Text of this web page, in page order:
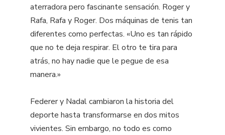
aterradora pero fascinante sensación. Roger y
Rafa, Rafa y Roger. Dos máquinas de tenis tan
diferentes como perfectas. «Uno es tan rápido
que no te deja respirar. El otro te tira para
atrás, no hay nadie que le pegue de esa
manera.»
Federer y Nadal cambiaron la historia del
deporte hasta transformarse en dos mitos
vivientes. Sin embargo, no todo es como